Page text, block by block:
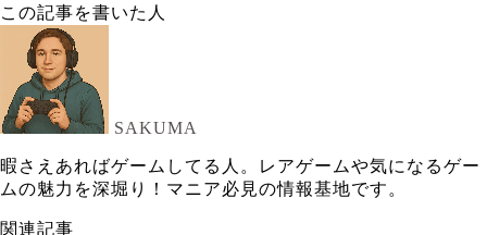
この記事を書いた人
SAKUMA
暇さえあればゲームしてる人。レアゲームや気になるゲー
ムの魅力を深堀り！マニア必見の情報基地です。
関連記事